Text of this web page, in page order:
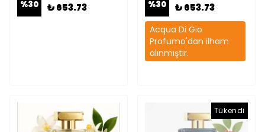
%30 ₺ 653.73 %30 ₺ 653.73
Acqua Di Gio
Profumo'dan ilham
alınmıştır.
Tükendi